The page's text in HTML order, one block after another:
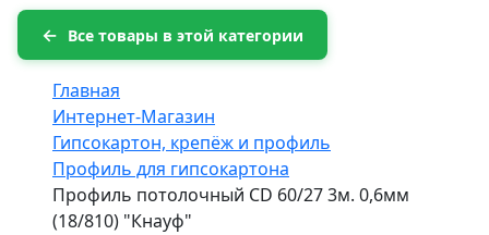
Все товары в этой категории
Главная
Интернет-Магазин
Гипсокартон, крепёж и профиль
Профиль для гипсокартона
Профиль потолочный CD 60/27 3м. 0,6мм
(18/810) "Кнауф"